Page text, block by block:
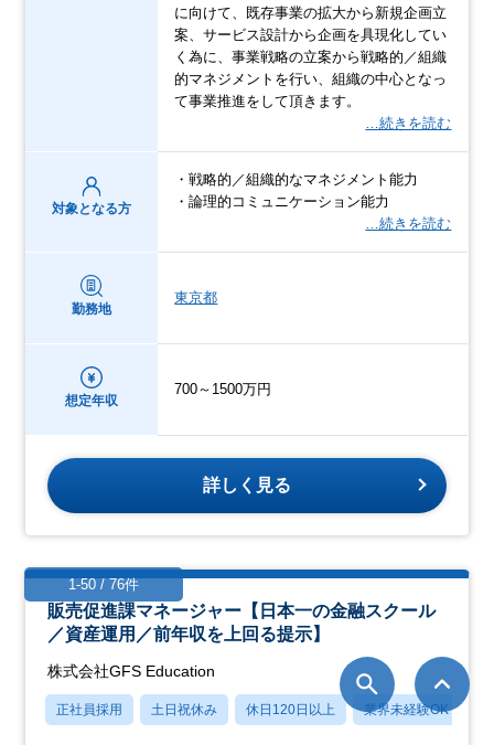
に向けて、既存事業の拡大から新規企画立
案、サービス設計から企画を具現化してい
く為に、事業戦略の立案から戦略的／組織
的マネジメントを行い、組織の中心となっ
て事業推進をして頂きます。
…続きを読む
対象となる方
・戦略的／組織的なマネジメント能力
・論理的コミュニケーション能力
…続きを読む
勤務地
東京都
想定年収
700～1500万円
詳しく見る
販売促進課マネージャー【日本一の金融スクール
／資産運用／前年収を上回る提示】
株式会社GFS Education
正社員採用 土日祝休み 休日120日以上 業界未経験OK
1-50 / 76件